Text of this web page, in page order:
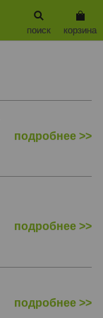
корзина
поиск
подробнее >>
подробнее >>
подробнее >>